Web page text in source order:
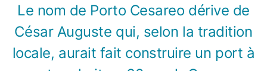
Le nom de Porto Cesareo dérive de
César Auguste qui, selon la tradition
locale, aurait fait construire un port à